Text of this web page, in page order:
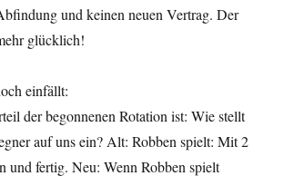
und keinen neuen Vertrag. Der
glücklich!
einfällt:
der begonnenen Rotation ist: Wie stellt
auf uns ein? Alt: Robben spielt: Mit 2
und fertig. Neu: Wenn Robben spielt